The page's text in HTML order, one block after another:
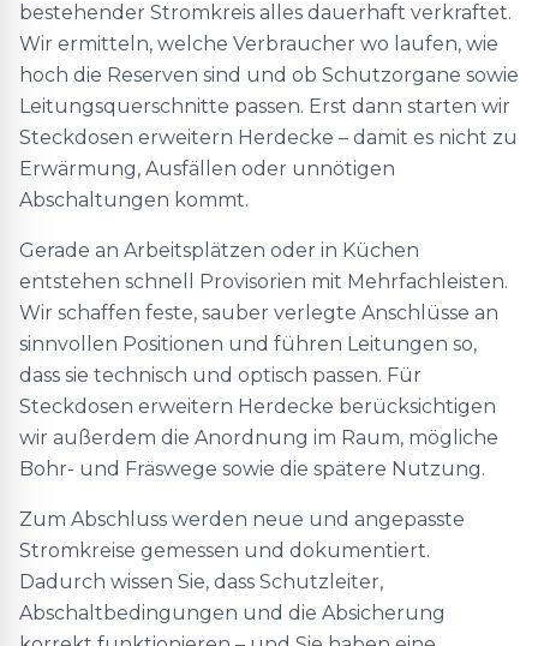
bestehender Stromkreis alles dauerhaft verkraftet.
Wir ermitteln, welche Verbraucher wo laufen, wie
hoch die Reserven sind und ob Schutzorgane sowie
Leitungsquerschnitte passen. Erst dann starten wir
Steckdosen erweitern Herdecke – damit es nicht zu
Erwärmung, Ausfällen oder unnötigen
Abschaltungen kommt.
Gerade an Arbeitsplätzen oder in Küchen
entstehen schnell Provisorien mit Mehrfachleisten.
Wir schaffen feste, sauber verlegte Anschlüsse an
sinnvollen Positionen und führen Leitungen so,
dass sie technisch und optisch passen. Für
Steckdosen erweitern Herdecke berücksichtigen
wir außerdem die Anordnung im Raum, mögliche
Bohr- und Fräswege sowie die spätere Nutzung.
Zum Abschluss werden neue und angepasste
Stromkreise gemessen und dokumentiert.
Dadurch wissen Sie, dass Schutzleiter,
Abschaltbedingungen und die Absicherung